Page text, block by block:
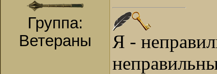
Группа:
Ветераны
Я -